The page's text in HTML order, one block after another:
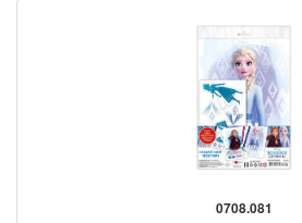
0708.081